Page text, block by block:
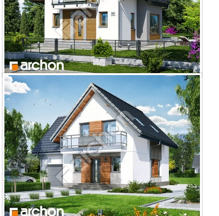
Dom w winogronach (PN) ver.2